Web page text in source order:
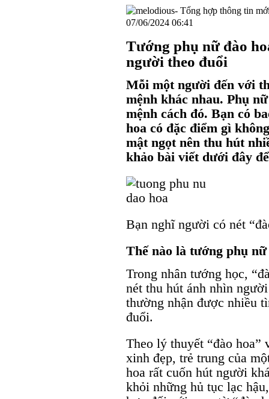
07/06/2024 06:41
Tướng phụ nữ đào
người theo đuổi
Mỗi một người đến với
mệnh khác nhau. Phụ
mệnh cách đó. Bạn có
hoa có đặc điểm gì
mật ngọt nên thu hút
khảo bài viết dưới đây
Bạn nghĩ người có nét
Thế nào là tướng phụ nữ
Trong nhân tướng học,
nét thu hút ánh nhìn
thường nhận được nhiều
đuổi.
Theo lý thuyết “đào
xinh đẹp, trẻ trung của
hoa rất cuốn hút người
khỏi những hủ tục lạc